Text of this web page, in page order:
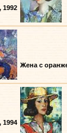
1992
Жена с
1994